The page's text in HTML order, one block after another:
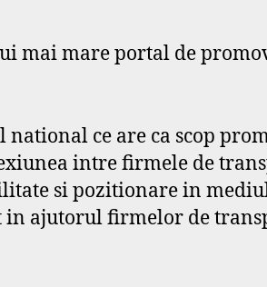
mai mare portal de
ce are ca scop
intre firmele de
si pozitionare in
in ajutorul firmelor de